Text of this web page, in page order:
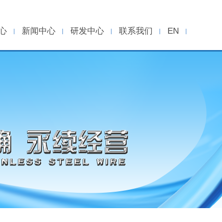
新闻中心 研发中心 联系我们 EN